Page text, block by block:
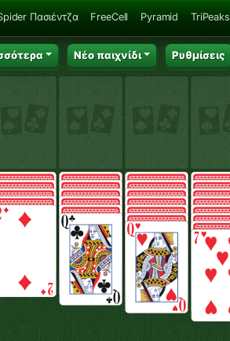
Πασιέντζα FreeCell Pyramid TriPeaks
Νέο παιχνίδι Ρυθμίσεις